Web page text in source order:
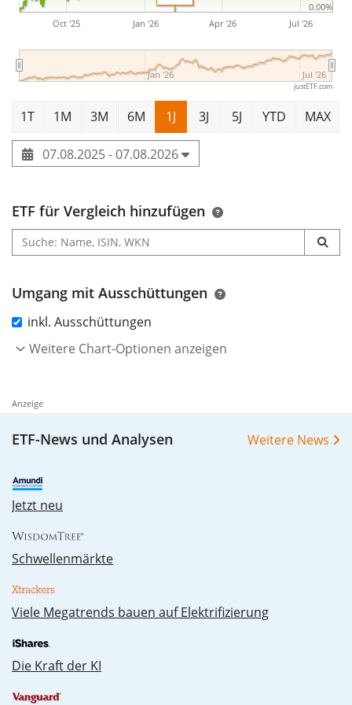
Oct '25 Jan '26 Apr '26 Jul '26
Jan '26 Jul '26
0.00%
justETF.com
1T 1M 3M 6M 1J 3J 5J YTD MAX
07.08.2025 - 07.08.2026
ETF für Vergleich hinzufügen
Umgang mit Ausschüttungen
inkl. Ausschüttungen
Weitere Chart-Optionen anzeigen
Anzeige
ETF-News und Analysen Weitere News
Jetzt neu
Schwellenmärkte
Vie­le Me­ga­trends bau­en auf Elek­tri­fi­zie­rung
Die Kraft der KI